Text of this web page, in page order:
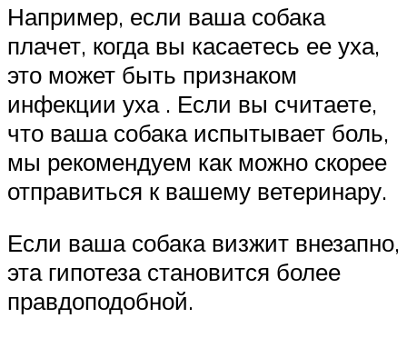
Например, если ваша собака
плачет, когда вы касаетесь ее уха,
это может быть признаком
инфекции уха . Если вы считаете,
что ваша собака испытывает боль,
мы рекомендуем как можно скорее
отправиться к вашему ветеринару.
Если ваша собака визжит внезапно,
эта гипотеза становится более
правдоподобной.